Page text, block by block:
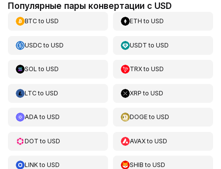
Популярные пары конвертации с USD
BTCto USD ETH toUSD
USDCto USD USDT toUSD
SOL to USD TRXtoUSD
LTCto USD XRP toUSD
ADAto USD DOGEtoUSD
DOT to USD AVAXtoUSD
LINKto USD SHIB toUSD